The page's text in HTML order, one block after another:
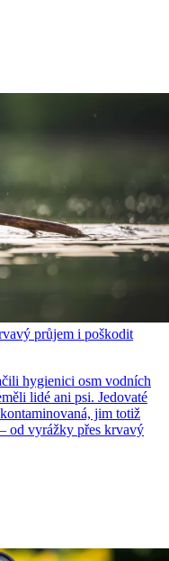
průjem i poškodit
hygienici osm vodních
lidé ani psi. Jedovaté
jim totiž
od vyrážky přes krvavý